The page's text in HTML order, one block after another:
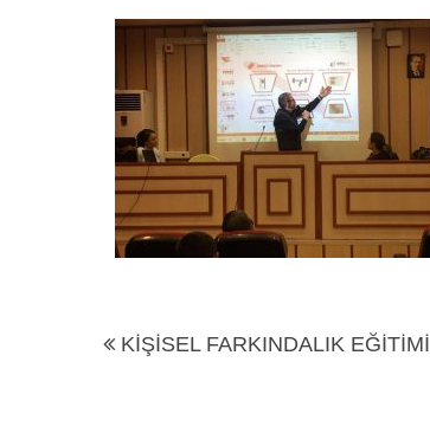
KİŞİSEL FARKINDALIK EĞİTİMİ